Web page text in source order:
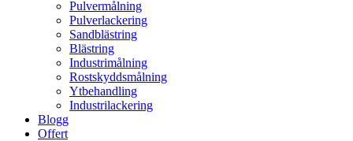
Pulvermålning
Pulverlackering
Sandblästring
Blästring
Industrimålning
Rostskyddsmålning
Ytbehandling
Industrilackering
Blogg
Offert